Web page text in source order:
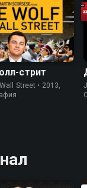
стрит
Street • 2013,